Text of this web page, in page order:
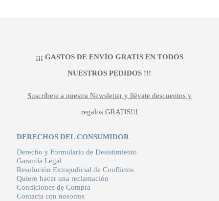
¡¡¡ GASTOS DE ENVÍO GRATIS EN TODOS
NUESTROS PEDIDOS !!!
Suscríbete a nuestra Newsletter y llévate descuentos y
regalos GRATIS!!!
DERECHOS DEL CONSUMIDOR
Derecho y Formulario de Desistimiento
Garantía Legal
Resolución Extrajudicial de Conflictos
Quiero hacer una reclamación
Condiciones de Compra
Contacta con nosotros